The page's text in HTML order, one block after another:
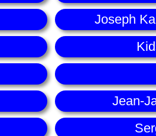
Joseph
Jean-